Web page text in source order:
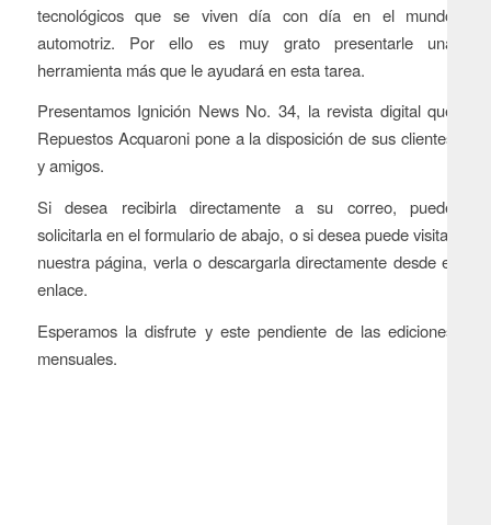
tecnológicos que se viven día con día en el mundo
automotriz. Por ello es muy grato presentarle una
herramienta más que le ayudará en esta tarea.
Presentamos Ignición NewsNo. 34, la revista digital que
Repuestos Acquaroni pone a la disposición de sus clientes
y amigos.
Si desea recibirla directamente a su correo, puede
solicitarla en el formulario de abajo, o si desea puede visitar
nuestra página, verla o descargarla directamente desde el
enlace.
Esperamos la disfrute y este pendiente de las ediciones
mensuales.